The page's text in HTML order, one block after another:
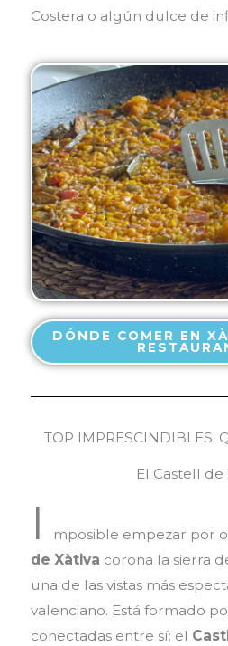
Costera o algún dulce de
DÓNDE COMER EN
TOP IMPRESCINDIBLES:
El Castell de
I mposible empezar por
de Xàtiva corona la sierra
una de las vistas más
valenciano. Está formado
conectadas entre sí: el